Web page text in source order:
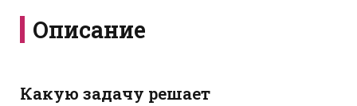
Описание
Какую задачу решает